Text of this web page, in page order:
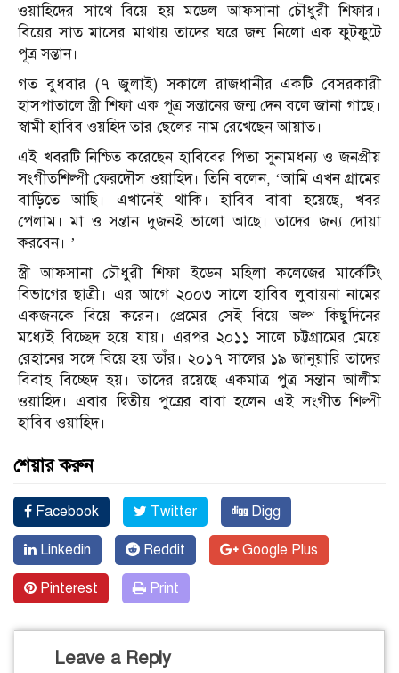
ওয়াহিদের সাথে বিয়ে হয় মডেল আফসানা চৌধুরী শিফার।
বিয়ের সাত মাসের মাথায় তাদের ঘরে জন্ম নিলো এক ফুটফুটে
পূত্র সন্তান।
গত বুধবার (৭ জুলাই) সকালে রাজধানীর একটি বেসরকারী
হাসপাতালে স্ত্রী শিফা এক পূত্র সন্তানের জন্ম দেন বলে জানা গাছে।
স্বামী হাবিব ওয়হিদ তার ছেলের নাম রেখেছেন আয়াত।
এই খবরটি নিশ্চিত করেছেন হাবিবের পিতা সুনামধন্য ও জনপ্রীয়
সংগীতশিল্পী ফেরদৌস ওয়াহিদ। তিনি বলেন, ‌‘আমি এখন গ্রামের
বাড়িতে আছি। এখানেই থাকি। হাবিব বাবা হয়েছে, খবর
পেলাম। মা ও সন্তান দুজনই ভালো আছে। তাদের জন্য দোয়া
করবেন। ’
স্ত্রী আফসানা চৌধুরী শিফা ইডেন মহিলা কলেজের মার্কেটিং
বিভাগের ছাত্রী। এর আগে ২০০৩ সালে হাবিব লুবায়না নামের
একজনকে বিয়ে করেন। প্রেমের সেই বিয়ে অল্প কিছুদিনের
মধ্যেই বিচ্ছেদ হয়ে যায়। এরপর ২০১১ সালে চট্টগ্রামের মেয়ে
রেহানের সঙ্গে বিয়ে হয় তাঁর। ২০১৭ সালের ১৯ জানুয়ারি তাদের
বিবাহ বিচ্ছেদ হয়। তাদের রয়েছে একমাত্র পুত্র সন্তান আলীম
ওয়াহিদ। এবার দ্বিতীয় পুত্রের বাবা হলেন এই সংগীত শিল্পী
হাবিব ওয়াহিদ।
শেয়ার করুন
Facebook Twitter Digg
Linkedin Reddit Google Plus
Pinterest Print
Leave a Reply